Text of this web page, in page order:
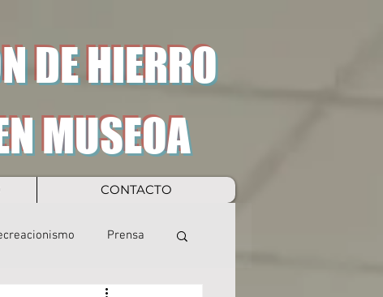
DE HIERRO
CONTACTO
MUSEOA
Prensa